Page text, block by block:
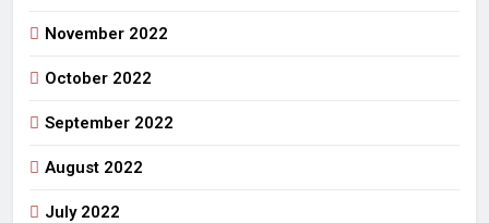
November 2022
October 2022
September 2022
August 2022
July 2022